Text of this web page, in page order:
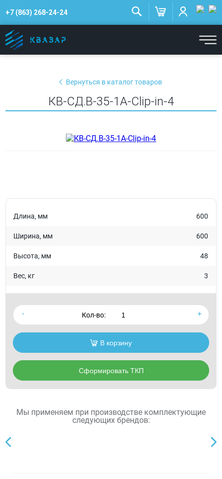
+7 (863) 268-24-24
Вернуться в каталог товаров
КВ-СД.В-35-1А-Clip-in-4
Длина, мм 600
Ширина, мм 600
Высота, мм 48
Вес, кг 3
Кол-во:
В корзину
Сформировать ТКП
Мы применяем при производстве комплектующие
следующих брендов: